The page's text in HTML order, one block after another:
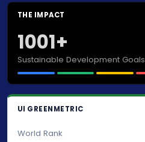
THE IMPACT
1001+
Sustainable Development Goals
UI GREENMETRIC
World Rank